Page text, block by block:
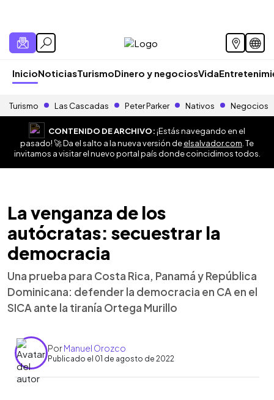
InicioNoticiasTurismoDinero y negociosVida
Turismo Las Cascadas Peter Parker Nativos Negocios
CONTENIDO DE ARCHIVO:¡Estás navegando en el
pasado! 🚀 Da el salto a la nueva versión deelsalvador.com . Te
invitamos a visitar el nuevo portal país donde coincidimos todos.
La venganza de los
autócratas: secuestrar la
democracia
Una prueba para Costa Rica, Panamá y República
Dominicana: defender la democracia en CA en el
SICA ante la tiranía Ortega Murillo
PorManuel Orozco
Publicado el 01 de agosto de 2022